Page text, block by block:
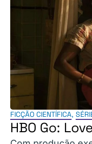
FICÇÃO CIENTÍFICA,
HBO Go: